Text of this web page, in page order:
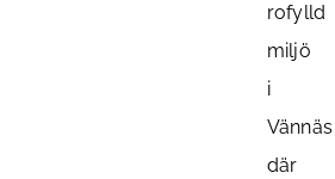
rofylld
miljö
i
Vännäs
där